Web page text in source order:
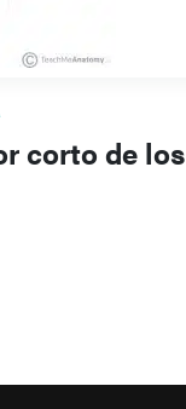
corto de los